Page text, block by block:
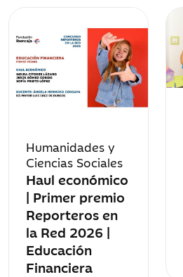
Humanidades y
Ciencias Sociales
Haul económico
| Primer premio
Reporteros en
la Red 2026 |
Educación
Financiera